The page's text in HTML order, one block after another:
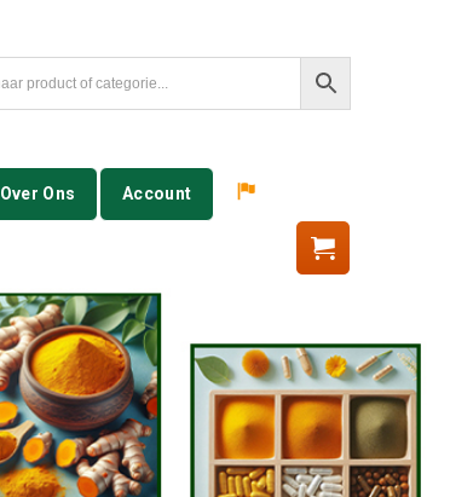
Over Ons Account